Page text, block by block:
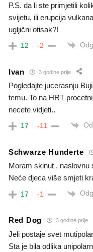
P.S. da li ste primjetili
svijetu, ili erupcija
ugljični otisak?!
12 -2
Ivan 3 godine prije
Pogledajte jucerasnju
temu. To na HRT
necete vidjeti..
17 -11
Schwarze Hunderte
Moram skinut , naslovnu
Neće djeca više smjeti
17 -1
Red Dog 3 godine prije
Jeli postaje svet
Sta je bila odlika